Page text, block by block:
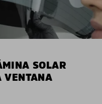
SOLAR
VENTANA